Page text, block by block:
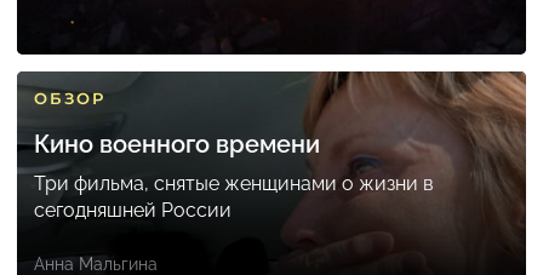
ОБЗОР
Кино военного времени
Три фильма, снятые женщинами о жизни в
сегодняшней России
Анна Мальгина